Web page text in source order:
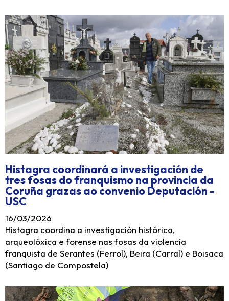
Histagra coordinará a investigación de
tres fosas do franquismo na provincia da
Coruña grazas ao convenio Deputación -
USC
16/03/2026
Histagra coordina a investigación histórica,
arqueolóxica e forense nas fosas da violencia
franquista de Serantes (Ferrol), Beira (Carral) e Boisaca
(Santiago de Compostela)